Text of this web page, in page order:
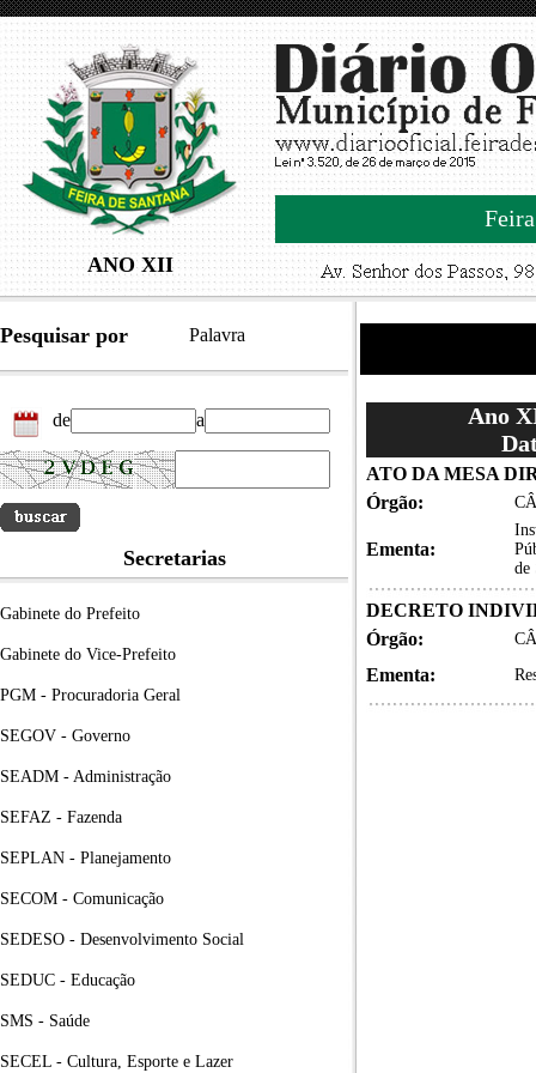
ANO XII
Pesquisar por Palavra
de a
Secretarias
Gabinete do Prefeito
Gabinete do Vice-Prefeito
PGM - Procuradoria Geral
SEGOV - Governo
SEADM - Administração
SEFAZ - Fazenda
SEPLAN - Planejamento
SECOM - Comunicação
SEDESO - Desenvolvimento Social
SEDUC - Educação
SMS - Saúde
SECEL - Cultura, Esporte e Lazer
Ano
ATO DA MESA
Órgão:
Ementa:
de
DECRETO
Órgão:
Ementa: